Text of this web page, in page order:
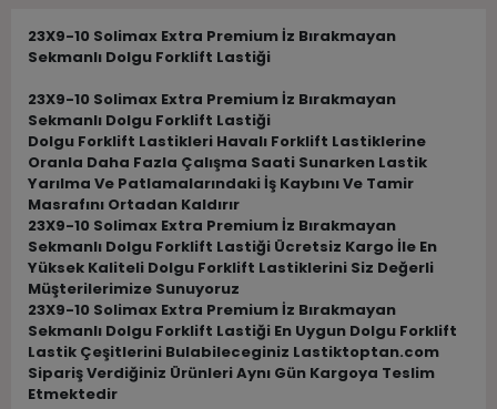
23X9-10 Solimax Extra Premium İz Bırakmayan
Sekmanlı Dolgu Forklift Lastiği
23X9-10 Solimax Extra Premium İz Bırakmayan
Sekmanlı Dolgu Forklift Lastiği
Dolgu Forklift Lastikleri Havalı Forklift Lastiklerine
Oranla Daha Fazla Çalışma Saati Sunarken Lastik
Yarılma Ve Patlamalarındaki İş Kaybını Ve Tamir
Masrafını Ortadan Kaldırır
23X9-10 Solimax Extra Premium İz Bırakmayan
Sekmanlı Dolgu Forklift Lastiği Ücretsiz Kargo İle En
Yüksek Kaliteli Dolgu Forklift Lastiklerini Siz Değerli
Müşterilerimize Sunuyoruz
23X9-10 Solimax Extra Premium İz Bırakmayan
Sekmanlı Dolgu Forklift Lastiği En Uygun Dolgu Forklift
Lastik Çeşitlerini Bulabileceginiz Lastiktoptan.com
Sipariş Verdiğiniz Ürünleri Aynı Gün Kargoya Teslim
Etmektedir